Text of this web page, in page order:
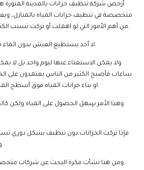
أرخص شركة تنظيف خزانات بالمدينة المنورة
متخصصة في تنظيف خزانات المياه بالمنازل،
من أهم الأمور التي لو اهملت أو تركت تسبب الكثير من المخاطر والكوارث.
لا أحد يستطيع العيش بدون الماء فهي سر من أسرار الحياة.
ولا يمكن الاستغناء عنها ليوم واحد بل لا
ساعات فأصبح الكثير من الناس يعتمدون على
او بناء خزانات المياه فوق أسطح المباني والمنازل أمراً مقضياَ.
وهذا الأمر سٍهل الحصول على المياه ولكن
فإذا تركت الخزانات دون تنظيف بشكل دوري
وانتشار الأمراض والأوبئة.
ومن هنا نشأت فكرة البحث عن شركات